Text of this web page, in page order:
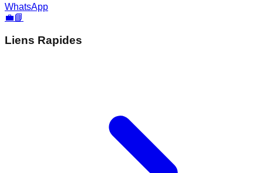
WhatsApp
💼📘
Liens Rapides